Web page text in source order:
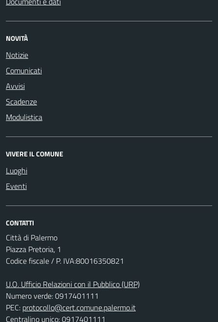
NOVITÀ
Notizie
Comunicati
Avvisi
Scadenze
Modulistica
VIVERE IL COMUNE
Luoghi
Eventi
CONTATTI
Città di Palermo
Piazza Pretoria, 1
Codice fiscale / P. IVA:80016350821
U.O. Ufficio Relazioni con il Pubblico (URP)
Numero verde: 0917401111
PEC: protocollo@cert.comune.palermo.it
Centralino unico: 0917401111